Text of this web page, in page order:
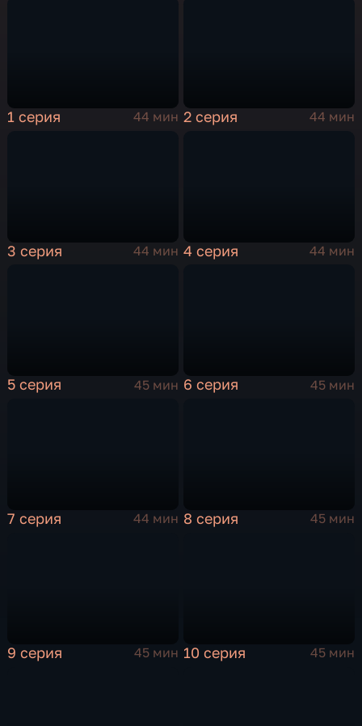
1 серия 44 мин 2 серия 44 мин
3 серия 44 мин 4 серия 44 мин
5 серия 45 мин 6 серия 45 мин
7 серия 44 мин 8 серия 45 мин
9 серия 45 мин 10 серия 45 мин